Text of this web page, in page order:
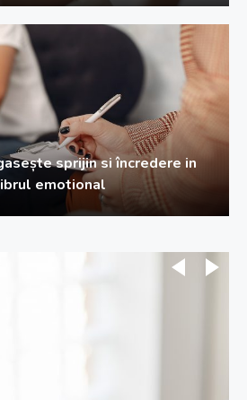
sprijin si încredere in
emotional